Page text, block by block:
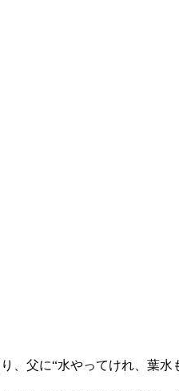
父に“水やってけれ、葉